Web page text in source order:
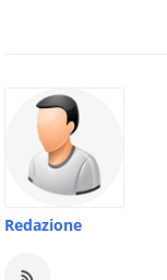
Redazione